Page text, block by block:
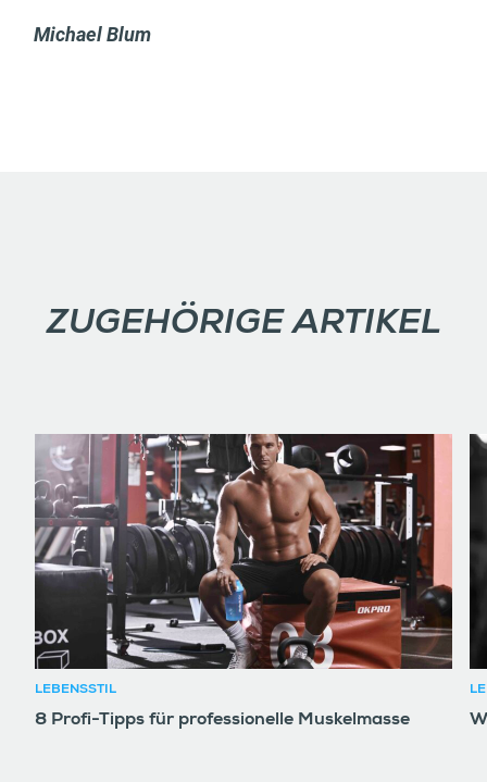
Michael Blum
ZUGEHÖRIGE ARTIKEL
LEBENSSTIL
8 Profi-Tipps für professionelle Muskelmasse